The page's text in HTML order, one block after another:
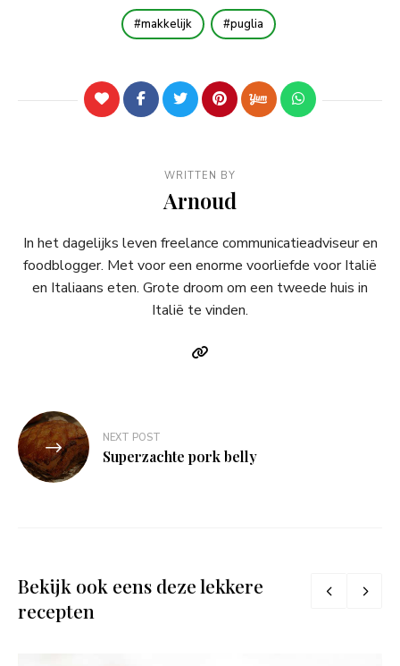
makkelijk puglia
WRITTEN BY
Arnoud
In het dagelijks leven freelance communicatieadviseur en
foodblogger. Met voor een enorme voorliefde voor Italië
en Italiaans eten. Grote droom om een tweede huis in
Italië te vinden.
Bericht
navigatie
NEXT POST
Superzachte pork belly
Bekijk ook eens deze lekkere
recepten